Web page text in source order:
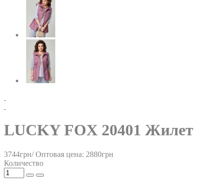
LUCKY FOX 20401 Жилет
3744грн/ Оптовая цена: 2880грн
Количество